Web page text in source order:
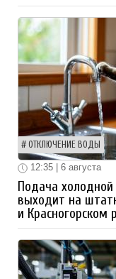
ОТКЛЮЧЕНИЕ ВОДЫ
12:35 | 6 августа
Подача
выходит на
и Красногорском